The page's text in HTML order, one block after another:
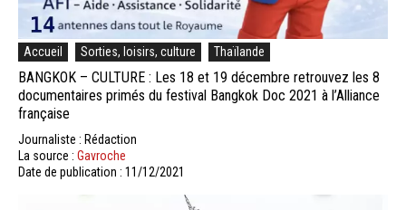
Accueil Sorties, loisirs, culture Thaïlande
BANGKOK – CULTURE : Les 18 et 19 décembre retrouvez les 8
documentaires primés du festival Bangkok Doc 2021 à l’Alliance
française
Journaliste : Rédaction
La source : Gavroche
Date de publication : 11/12/2021